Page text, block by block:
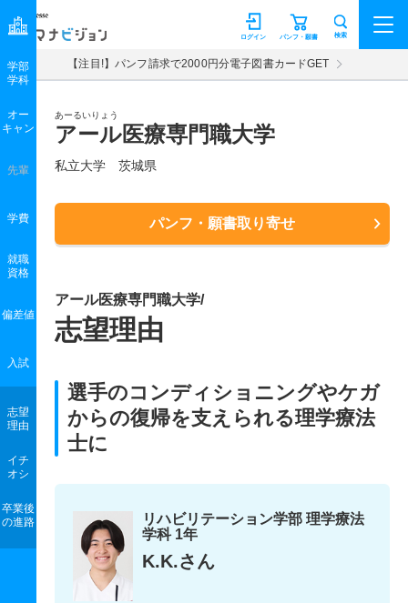
マナビジョン パンフ・願書
ログイン 検索
【注目!】パンフ請求で2000円分電子図書カードGET
あーるいりょう
アール医療専門職大学
私立大学 茨城県
パンフ・願書取り寄せ
学部
学科
オー
キャン
先輩
学費
就職
資格
偏差値
入試
志望
理由
イチ
オシ
卒業後
の進路
アール医療専門職大学/
志望理由
選手のコンディショニングやケガ
からの復帰を支えられる理学療法
士に
リハビリテーション学部 理学療法
学科 1年
K.K.さん